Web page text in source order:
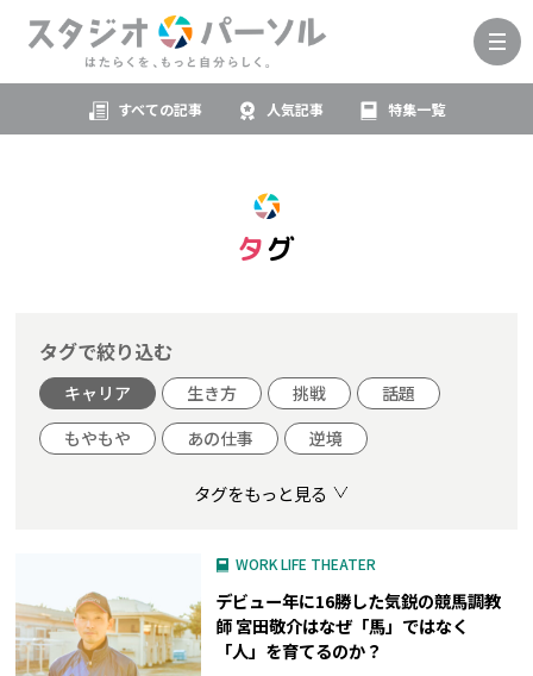
すべての記事 人気記事 特集一覧
タグ
タグで絞り込む
キャリア 生き方 挑戦
話題
もやもや
あの仕事 逆境
タグをもっと見る
WORK LIFE THEATER
デビュー年に16勝した気鋭の競馬調教
師 宮田敬介はなぜ「馬」ではなく
「人」を育てるのか？